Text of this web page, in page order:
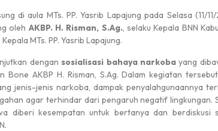
di aula MTs. PP. Yasrib Lapajung pada Selasa (11/
oleh AKBP. H. Risman, S.Ag., selaku Kepala BNN
Kepala MTs. PP. Yasrib Lapajung.
dengansosialisasi bahaya narkoba yang
Bone AKBP H. Risman, S.Ag. Dalam kegiatan
jenis-jenis narkoba, dampak penyalahgunaannya
agar terhindar dari pengaruh negatif lingkungan.
diberi kesempatan untuk bertanya dan berdiskusi